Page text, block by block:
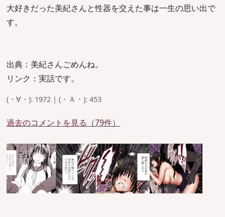
大好きだった美紀さんと性器を交えた事は一生の思い出で
す。
出典：美紀さんごめんね。
リンク：実話です。
(・∀・): 1972 | (・Ａ・): 453
過去のコメントを見る（79件）